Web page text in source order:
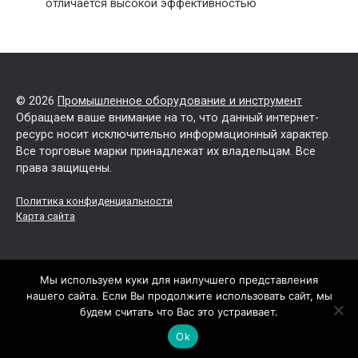
отличается высокой эффективностью
© 2026 Промышленное оборудование и инструмент
Обращаем ваше внимание на то, что данный интернет-
ресурс носит исключительно информационный характер.
Все торговые марки принадлежат их владельцам. Все
права защищены.
Политика конфиденциальности
Карта сайта
Мы используем куки для наилучшего представления
нашего сайта. Если Вы продолжите использовать сайт, мы
будем считать что Вас это устраивает.
Ok